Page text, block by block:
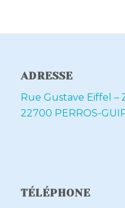
ADRESSE
Rue Gustave Eiffel –
22700 PERROS-
TÉLÉPHONE